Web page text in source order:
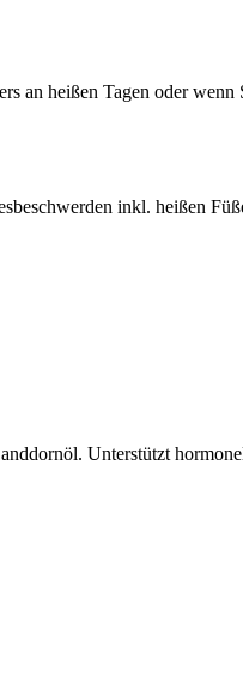
an heißen Tagen oder
inkl. heißen
Unterstützt